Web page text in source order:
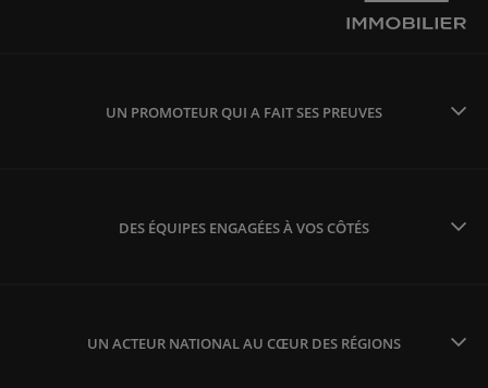
UN PROMOTEUR QUI A FAIT SES PREUVES
DES ÉQUIPES ENGAGÉES À VOS CÔTÉS
UN ACTEUR NATIONAL AU CŒUR DES RÉGIONS